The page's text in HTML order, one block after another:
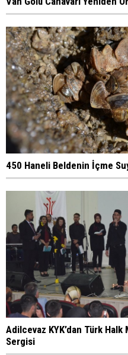
450 Haneli Beldenin İçme
Adilcevaz KYK’dan Türk
Sergisi